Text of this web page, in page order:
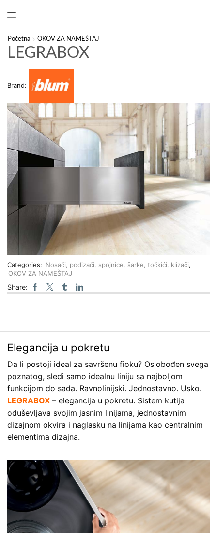
Početna OKOV ZA NAMEŠTAJ
LEGRABOX
Brand:
Categories: Nosači, podizači, spojnice, šarke, točkići, klizači,
OKOV ZA NAMEŠTAJ
Share:
Elegancija u pokretu
Da li postoji ideal za savršenu fioku? Oslobođen svega
poznatog, sledi samo idealnu liniju sa najboljom
funkcijom do sada. Ravnolinijski. Jednostavno. Usko.
LEGRABOX – elegancija u pokretu. Sistem kutija
oduševljava svojim jasnim linijama, jednostavnim
dizajnom okvira i naglasku na linijama kao centralnim
elementima dizajna.